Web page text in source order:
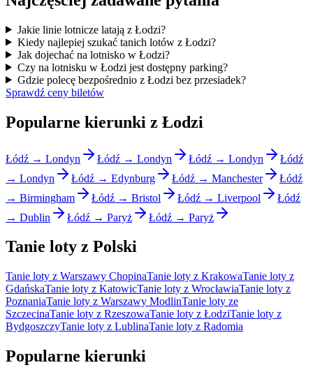
Jakie linie lotnicze latają z Łodzi?
Kiedy najlepiej szukać tanich lotów z Łodzi?
Jak dojechać na lotnisko w Łodzi?
Czy na lotnisku w Łodzi jest dostępny parking?
Gdzie polecę bezpośrednio z Łodzi bez przesiadek?
Sprawdź ceny biletów
Popularne kierunki z Łodzi
Łódź → Londyn Łódź → Londyn Łódź → Londyn
Łódź
→ Londyn
Łódź → Edynburg Łódź → Manchester
Łódź
→ Birmingham
Łódź → Bristol Łódź → Liverpool
Łódź
→ Dublin
Łódź → Paryż Łódź → Paryż
Tanie loty z Polski
Tanie loty z Warszawy ChopinaTanie loty z KrakowaTanie loty z
GdańskaTanie loty z KatowicTanie loty z WrocławiaTanie loty z
PoznaniaTanie loty z Warszawy ModlinTanie loty ze
SzczecinaTanie loty z RzeszowaTanie loty z ŁodziTanie loty z
BydgoszczyTanie loty z LublinaTanie loty z Radomia
Popularne kierunki